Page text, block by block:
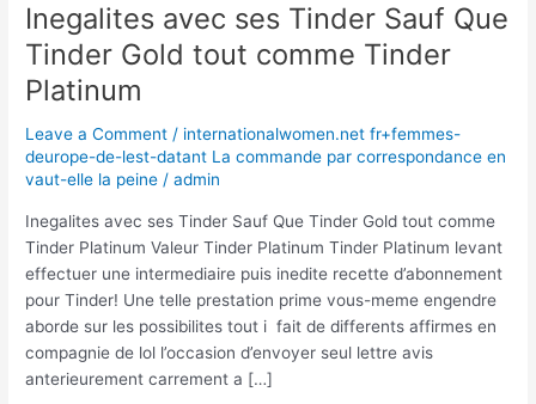
Inegalites avec ses Tinder Sauf Que
Tinder Gold tout comme Tinder
Platinum
Leave a Comment / internationalwomen.net fr+femmes-
deurope-de-lest-datant La commande par correspondance en
vaut-elle la peine /admin
Inegalites avec ses Tinder Sauf Que Tinder Gold tout comme
Tinder Platinum Valeur Tinder Platinum Tinder Platinum levant
effectuer une intermediaire puis inedite recette d’abonnement
pour Tinder! Une telle prestation prime vous-meme engendre
aborde sur les possibilites tout i fait de differents affirmes en
compagnie de lol l’occasion d’envoyer seul lettre avis
anterieurement carrement a […]
Inegalites
avec
ses
Tinder
Que
Tinder
tout
comme
Tinder
Platinum